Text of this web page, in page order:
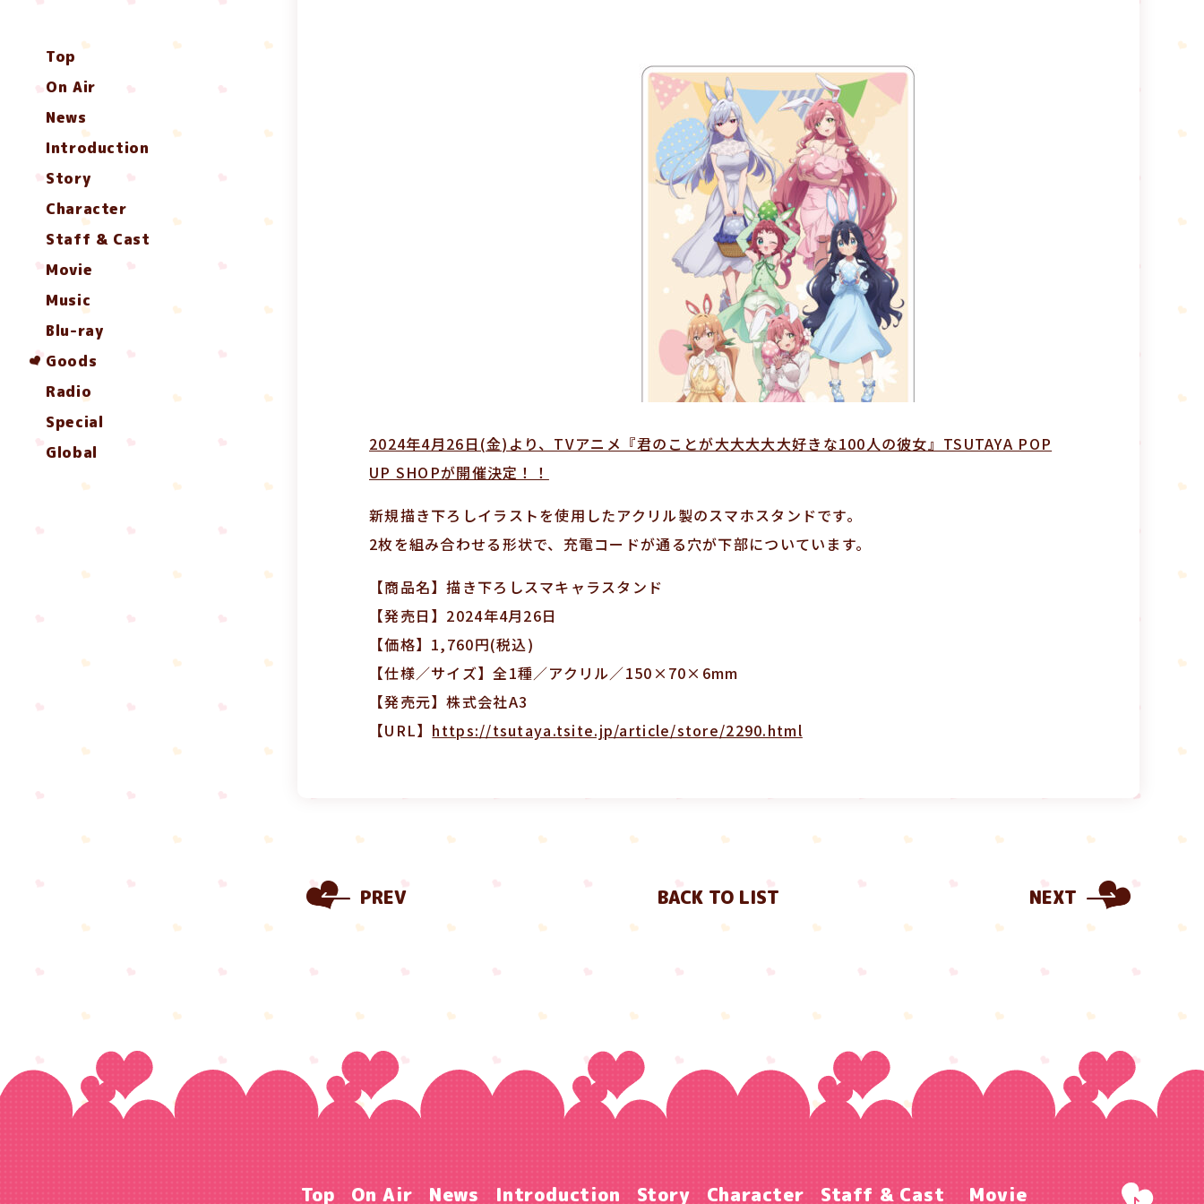
Top
On Air
News
Introduction
Story
Character
Staff & Cast
Movie
Music
Blu-ray
Goods
Radio
Special
Global
2024年4月26日(金)より、TVアニメ『君のことが大大大大大好きな100人の彼女』TSUTAYA POP
UP SHOPが開催決定！！
新規描き下ろしイラストを使用したアクリル製のスマホスタンドです。
2枚を組み合わせる形状で、充電コードが通る穴が下部についています。
【商品名】描き下ろしスマキャラスタンド
【発売日】2024年4月26日
【価格】1,760円(税込)
【仕様／サイズ】全1種／アクリル／150×70×6mm
【発売元】株式会社A3
【URL】 https://tsutaya.tsite.jp/article/store/2290.html
PREV BACK TO LIST NEXT
Top On Air News Introduction Story Character Staff & Cast Movie